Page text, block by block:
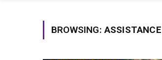
BROWSING:ASSISTANCE